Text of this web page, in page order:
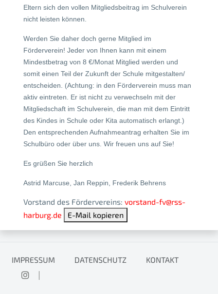
Eltern sich den vollen Mitgliedsbeitrag im Schulverein
nicht leisten können.
Werden Sie daher doch gerne Mitglied im
Förderverein! Jeder von Ihnen kann mit einem
Mindestbetrag von 8 €/Monat Mitglied werden und
somit einen Teil der Zukunft der Schule mitgestalten/
entscheiden. (Achtung: in den Förderverein muss man
aktiv eintreten. Er ist nicht zu verwechseln mit der
Mitgliedschaft im Schulverein, die man mit dem Eintritt
des Kindes in Schule oder Kita automatisch erlangt.)
Den entsprechenden Aufnahmeantrag erhalten Sie im
Schulbüro oder über uns. Wir freuen uns auf Sie!
Es grüßen Sie herzlich
Astrid Marcuse, Jan Reppin, Frederik Behrens
Vorstand des Fördervereins: vorstand-fv​@​rss-
harburg.de
E-Mail kopieren
IMPRESSUM DATENSCHUTZ KONTAKT